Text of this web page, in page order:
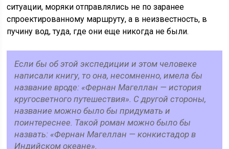
ситуации, моряки отправлялись не по заранее
спроектированному маршруту, а в неизвестность, в
пучину вод, туда, где они еще никогда не были.
Если бы об этой экспедиции и этом человеке
написали книгу, то она, несомненно, имела бы
название вроде: «Фернан Магеллан — история
кругосветного путешествия». С другой стороны,
название можно было бы придумать и
поинтереснее. Такой роман можно было бы
назвать: «Фернан Магеллан — конкистадор в
Индийском океане».